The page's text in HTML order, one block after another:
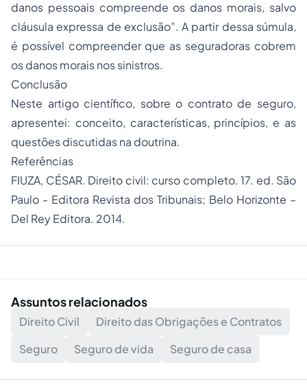
danos pessoais compreende os danos morais, salvo
cláusula expressa de exclusão”. A partir dessa súmula,
é possível compreender que as seguradoras cobrem
os danos morais nos sinistros.
Conclusão
Neste artigo científico, sobre o contrato de seguro,
apresentei: conceito, características, princípios, e as
questões discutidas na doutrina.
Referências
FIUZA, CÉSAR. Direito civil: curso completo. 17. ed. São
Paulo - Editora Revista dos Tribunais; Belo Horizonte –
Del Rey Editora. 2014.
Assuntos relacionados
Direito Civil
Direito das Obrigações e Contratos
Seguro
Seguro de vida Seguro de casa